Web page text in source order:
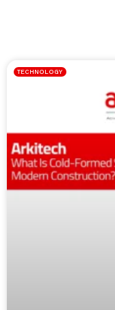
TECHNOLOGY